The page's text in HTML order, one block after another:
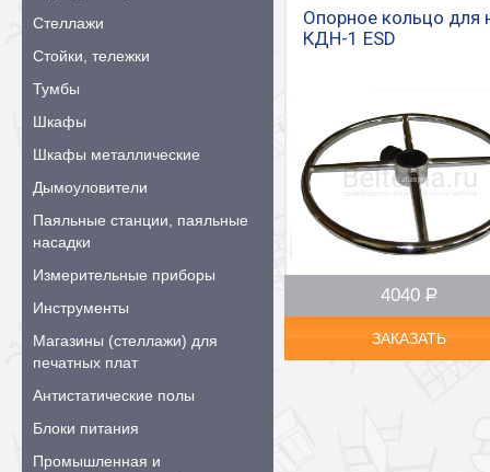
Стеллажи
Стойки, тележки
Тумбы
Шкафы
Шкафы металлические
Дымоуловители
Паяльные станции, паяльные
насадки
Измерительные приборы
Инструменты
Магазины (стеллажи) для
печатных плат
Антистатические полы
Блоки питания
Промышленная и
Опорное кольцо для
КДН-1 ESD
4040 Р
–
ЗАКАЗАТЬ